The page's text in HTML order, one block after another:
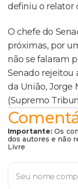
definiu o relator
O chefe do
próximas, por
não se falaram
Senado rejeitou
da União, Jorge
(Supremo
Importante: Os
dos autores e não
Livre